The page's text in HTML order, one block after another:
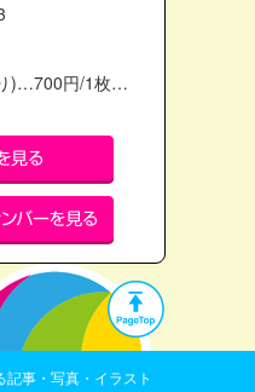
)…700円/1枚…
事・写真・イラスト